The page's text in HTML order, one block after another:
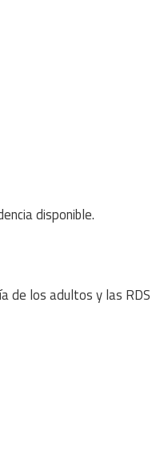
disponible.
de los adultos y las RDS